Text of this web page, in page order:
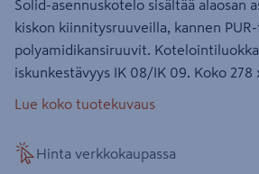
Solid-asennuskotelo sisältää alaosan
kiskon kiinnitysruuveilla, kannen
polyamidikansiruuvit. Kotelointiluokka
iskunkestävyys IK 08/IK 09. Koko 278
Lue koko tuotekuvaus
Hinta verkkokaupassa